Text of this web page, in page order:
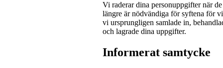
Vi raderar dina personuppgifter när
längre är nödvändiga för syftena för
vi ursprungligen samlade in,
och lagrade dina uppgifter.
Informerat samtycke